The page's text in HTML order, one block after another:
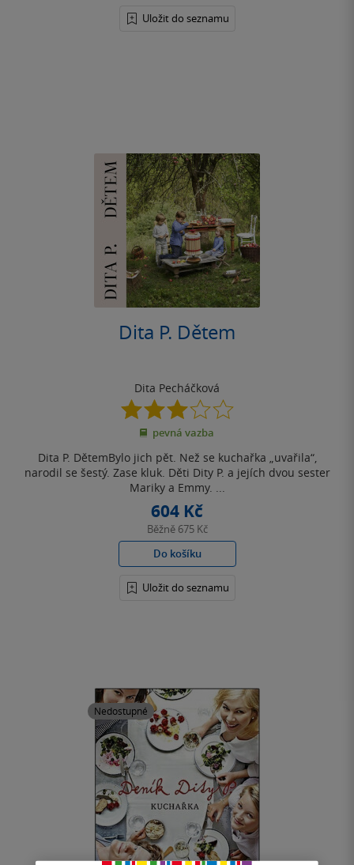
Uložit do seznamu
Dita P. Dětem
Dita Pecháčková
3.0
z
5
pevná vazba
Dita P. DětemBylo jich pět. Než se kuchařka „uvařila“,
narodil se šestý. Zase kluk. Děti Dity P. a jejích dvou sester
Mariky a Emmy. ...
604 Kč
Běžně 675 Kč
Do košíku
Uložit do seznamu
Nedostupné